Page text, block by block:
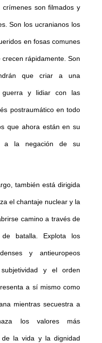
son filmados y
Son los ucranianos los
en fosas comunes
rápidamente. Son
que criar a una
y lidiar con las
postraumático en todo
que ahora están en su
a la negación de su
también está dirigida
el chantaje nuclear y la
camino a través de
batalla. Explota los
y antieuropeos
y el orden
a sí mismo como
mientras secuestra a
los valores más
de la vida y la dignidad